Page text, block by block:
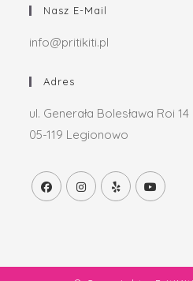
Nasz E-Mail
info@pritikiti.pl
Adres
ul. Generała Bolesława Roi 14
05-119 Legionowo